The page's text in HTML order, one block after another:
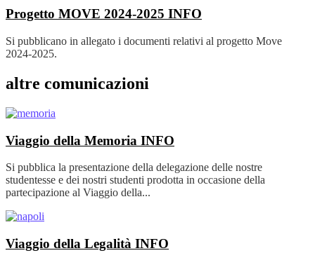
Progetto MOVE 2024-2025 INFO
Si pubblicano in allegato i documenti relativi al progetto Move
2024-2025.
altre comunicazioni
Viaggio della Memoria INFO
Si pubblica la presentazione della delegazione delle nostre
studentesse e dei nostri studenti prodotta in occasione della
partecipazione al Viaggio della...
Viaggio della Legalità INFO